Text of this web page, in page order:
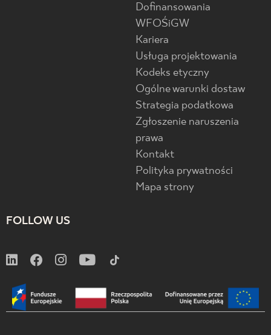
Dofinansowania
WFOŚiGW
Kariera
Usługa projektowania
Kodeks etyczny
Ogólne warunki dostaw
Strategia podatkowa
Zgłoszenie naruszenia
prawa
Kontakt
Polityka prywatności
Mapa strony
FOLLOW US